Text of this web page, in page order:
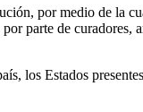
por medio de la
parte de curadores,
los Estados